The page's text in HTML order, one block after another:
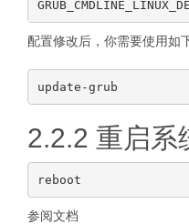
配置修改后，你需要使用如
2.2.2 重启系
参阅文档